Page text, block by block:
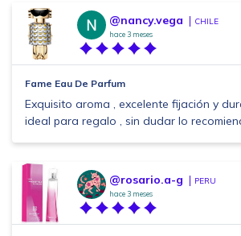
@nancy.vega CHILE
hace 3 meses
Fame Eau De Parfum
Exquisito aroma , excelente fijación y
ideal para regalo , sin dudar lo
@rosario.a-g PERU
hace 3 meses